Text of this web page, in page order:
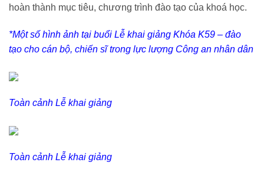
hoàn thành mục tiêu, chương trình đào tạo của khoá học.
*Một số hình ảnh tại buổi Lễ khai giảng Khóa K59 – đào
tạo cho cán bộ, chiến sĩ trong lực lượng Công an nhân dân
Toàn cảnh Lễ khai giảng
Toàn cảnh Lễ khai giảng